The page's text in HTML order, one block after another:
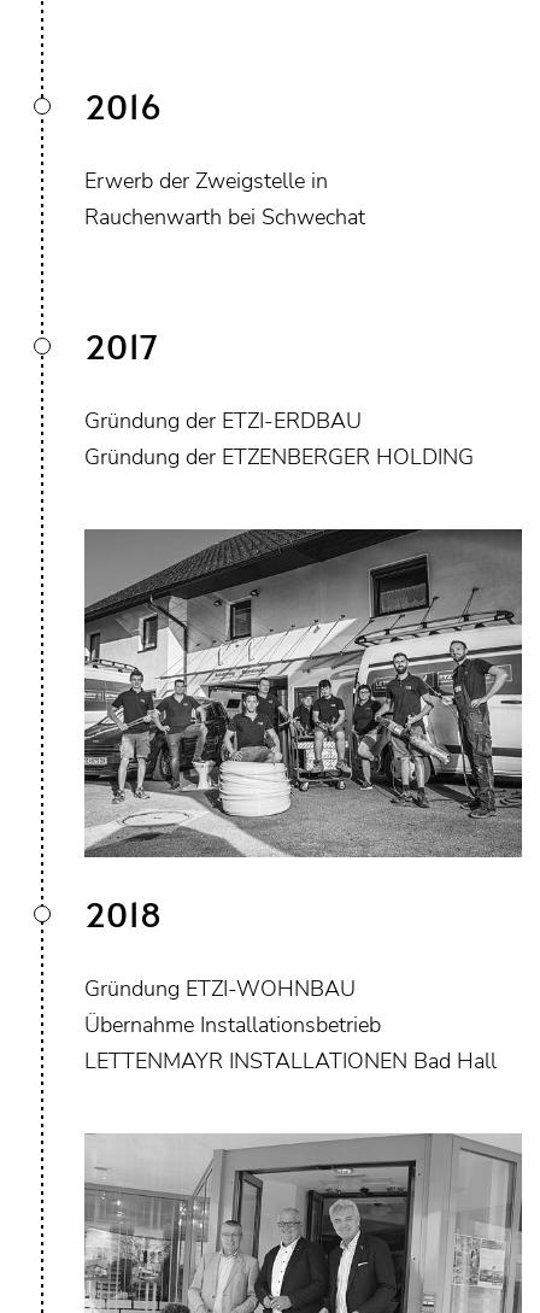
2016
Erwerb der Zweigstelle in
Rauchenwarth bei Schwechat
2017
Gründung der ETZI-ERDBAU
Gründung der ETZENBERGER HOLDING
2018
Gründung ETZI-WOHNBAU
Übernahme Installationsbetrieb
LETTENMAYR INSTALLATIONEN Bad Hall